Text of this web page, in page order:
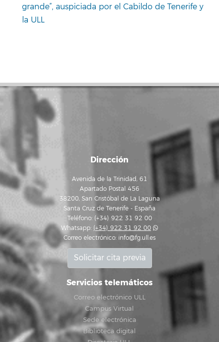
grande”, auspiciada por el Cabildo de Tenerife y
la ULL
Dirección
Avenida de la Trinidad, 61
Apartado Postal 456
38200, San Cristóbal de La Laguna
Santa Cruz de Tenerife - España
Teléfono: (+34) 922 31 92 00
Whatsapp: (+34) 922 31 92 00
Correo electrónico: info@fg.ull.es
Solicitar cita previa
Servicios telemáticos
Correo electrónico ULL
Campus Virtual
Sede electrónica
Biblioteca digital